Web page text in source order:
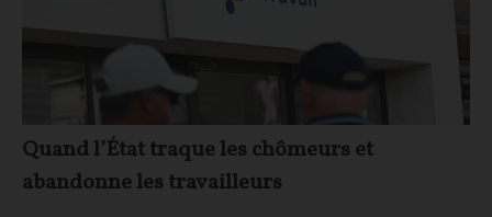
Quand l’État traque les chômeurs et
abandonne les travailleurs